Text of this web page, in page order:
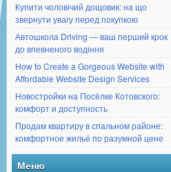
Купити чоловічий дощовик: на що
звернути увагу перед покупкою
Автошкола Driving — ваш перший крок
до впевненого водіння
How to Create a Gorgeous Website with
Affordable Website Design Services
Новостройки на Посёлке Котовского:
комфорт и доступность
Продам квартиру в спальном районе:
комфортное жильё по разумной цене
Меню